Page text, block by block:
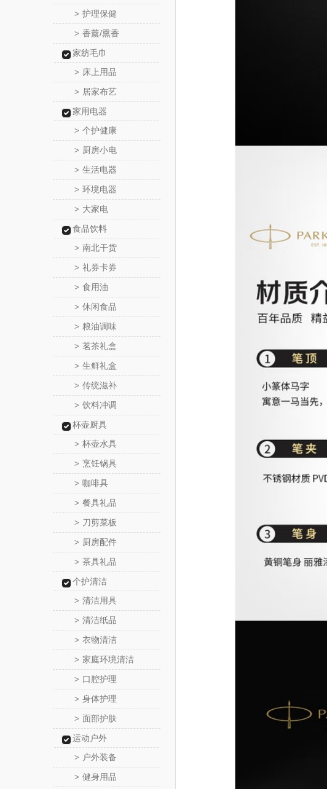
> 护理保健
> 香薰/熏香
家纺毛巾
> 床上用品
> 居家布艺
家用电器
> 个护健康
> 厨房小电
> 生活电器
> 环境电器
> 大家电
食品饮料
> 南北干货
> 礼券卡券
> 食用油
> 休闲食品
> 粮油调味
> 茗茶礼盒
> 生鲜礼盒
> 传统滋补
> 饮料冲调
杯壶厨具
> 杯壶水具
> 烹饪锅具
> 咖啡具
> 餐具礼品
> 刀剪菜板
> 厨房配件
> 茶具礼品
个护清洁
> 清洁用具
> 清洁纸品
> 衣物清洁
> 家庭环境清洁
> 口腔护理
> 身体护理
> 面部护肤
运动户外
> 户外装备
> 健身用品